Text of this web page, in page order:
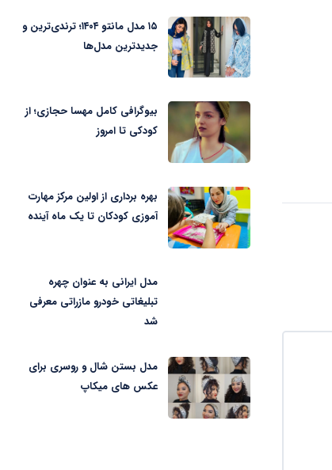
۱۵ مدل مانتو ۱۴۰۴؛ ترندی‌ترین و
جدیدترین مدل‌ها
بیوگرافی کامل مهسا حجازی؛ از
کودکی تا امروز
بهره برداری از اولین مرکز مهارت
آموزی کودکان تا یک ماه آینده
مدل ایرانی به عنوان چهره
تبلیغاتی خودرو مازراتی معرفی
شد
مدل بستن شال و روسری برای
عکس های میکاپ